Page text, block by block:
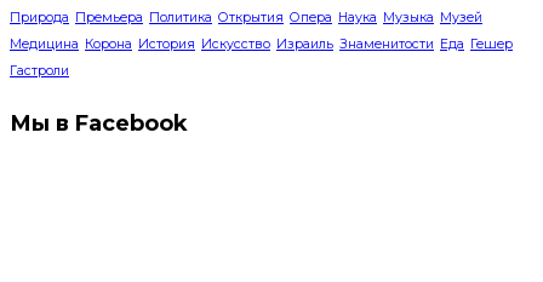
Природа Премьера Политика Открытия Опера Наука Музыка Музей
Медицина Корона История Искусство Израиль Знаменитости Еда Гешер
Гастроли
Мы в Facebook